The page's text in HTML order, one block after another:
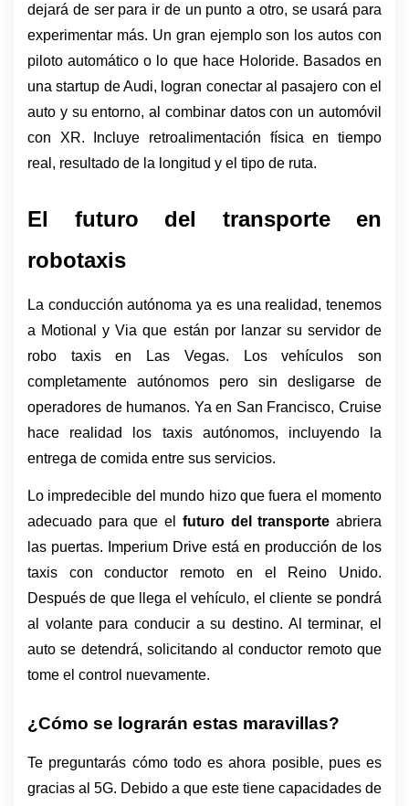
dejará de ser para ir de un punto a otro, se usará para
experimentar más. Un gran ejemplo son los autos con
piloto automático o lo que hace Holoride. Basados en
una startup de Audi, logran conectar al pasajero con el
auto y su entorno, al combinar datos con un automóvil
con XR. Incluye retroalimentación física en tiempo
real, resultado de la longitud y el tipo de ruta.
El futuro del transporte en
robotaxis
La conducción autónoma ya es una realidad, tenemos
a Motional y Via que están por lanzar su servidor de
robo taxis en Las Vegas. Los vehículos son
completamente autónomos pero sin desligarse de
operadores de humanos. Ya en San Francisco, Cruise
hace realidad los taxis autónomos, incluyendo la
entrega de comida entre sus servicios.
Lo impredecible del mundo hizo que fuera el momento
adecuado para que el futuro del transporte abriera
las puertas. Imperium Drive está en producción de los
taxis con conductor remoto en el Reino Unido.
Después de que llega el vehículo, el cliente se pondrá
al volante para conducir a su destino. Al terminar, el
auto se detendrá, solicitando al conductor remoto que
tome el control nuevamente.
¿Cómo se lograrán estas maravillas?
Te preguntarás cómo todo es ahora posible, pues es
gracias al 5G. Debido a que este tiene capacidades de